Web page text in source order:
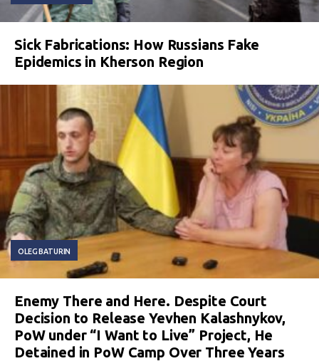
Sick Fabrications: How Russians Fake
Epidemics in Kherson Region
OLEG BATURIN
Enemy There and Here. Despite Court
Decision to Release Yevhen Kalashnykov,
PoW under “I Want to Live” Project, He
Detained in PoW Camp Over Three Years